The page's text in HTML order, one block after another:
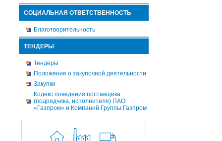
СОЦИАЛЬНАЯ ОТВЕТСТВЕННОСТЬ
Благотворительность
ТЕНДЕРЫ
Тендеры
Положение о закупочной деятельности
Закупки
Кодекс поведения поставщика
(подрядчика, исполнителя) ПАО
«Газпром» и Компаний Группы Газпром